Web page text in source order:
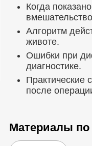
Когда
Алгоритм
животе.
Ошибки при
диагностике.
Практические
после
Материалы по